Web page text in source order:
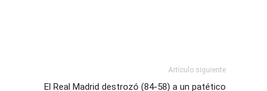
Artículo siguiente
El Real Madrid destrozó (84-58) a un patético